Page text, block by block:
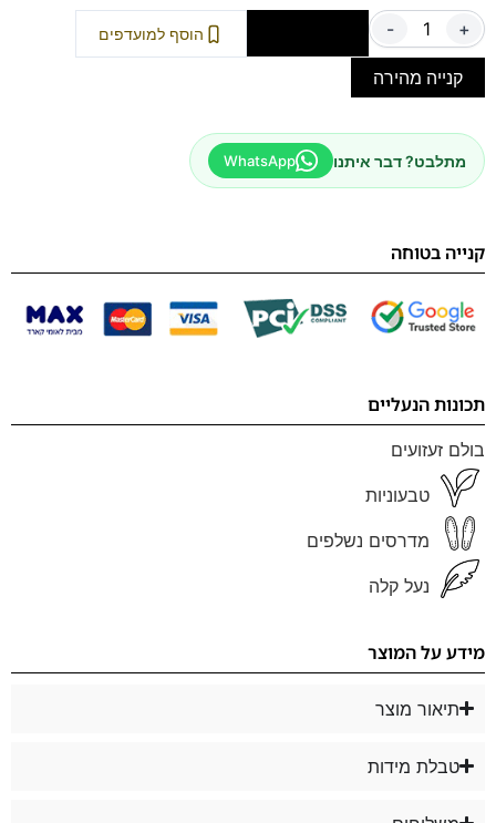
- + הוסף למועדפים
קנייה מהירה
מתלבט? דבר איתנו WhatsApp
קנייה בטוחה
תכונות הנעליים
בולם זעזועים
טבעוניות
מדרסים נשלפים
נעל קלה
מידע על המוצר
תיאור מוצר
טבלת מידות